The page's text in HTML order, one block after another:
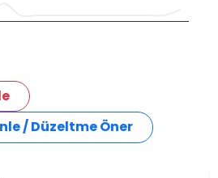
/ Düzeltme Öner